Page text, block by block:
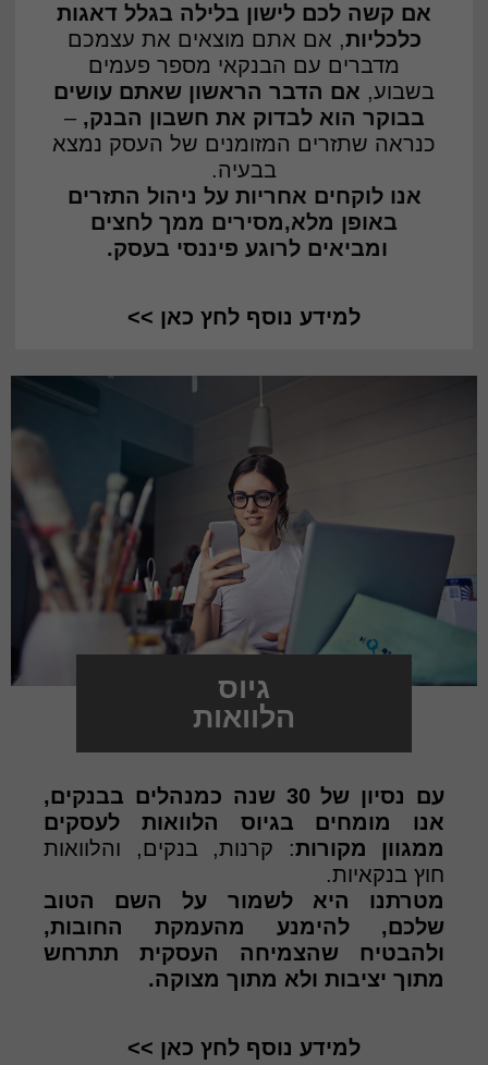
אם קשה לכם לישון בלילה בגלל דאגות
כלכליות, אם אתם מוצאים את עצמכם
מדברים עם הבנקאי מספר פעמים
בשבוע, אם הדבר הראשון שאתם עושים
בבוקר הוא לבדוק את חשבון הבנק, –
כנראה שתזרים המזומנים של העסק נמצא
בבעיה.
אנו לוקחים אחריות על ניהול התזרים
באופן מלא,מסירים ממך לחצים
ומביאים לרוגע פיננסי בעסק.
למידע נוסף לחץ כאן >>
גיוס
הלוואות
עם נסיון של 30 שנה כמנהלים בבנקים,
אנו מומחים בגיוס הלוואות לעסקים
ממגוון מקורות: קרנות, בנקים, והלוואות
חוץ בנקאיות.
מטרתנו היא לשמור על השם הטוב
שלכם, להימנע מהעמקת החובות,
ולהבטיח שהצמיחה העסקית תתרחש
מתוך יציבות ולא מתוך מצוקה.
למידע נוסף לחץ כאן >>